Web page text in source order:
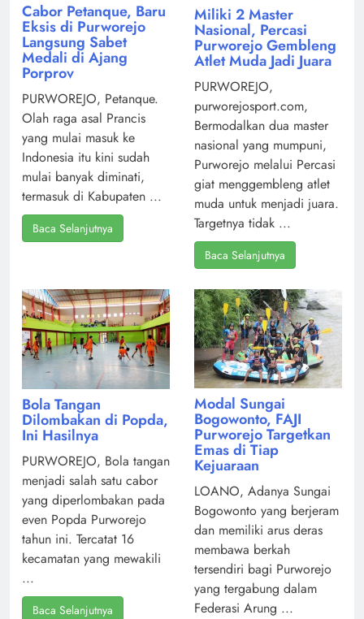
Cabor Petanque, Baru
Eksis di Purworejo
Langsung Sabet
Medali di Ajang
Porprov
PURWOREJO, Petanque.
Olah raga asal Prancis
yang mulai masuk ke
Indonesia itu kini sudah
mulai banyak diminati,
termasuk di Kabupaten ...
Baca Selanjutnya
Miliki 2 Master
Nasional, Percasi
Purworejo Gembleng
Atlet Muda Jadi Juara
PURWOREJO,
purworejosport.com,
Bermodalkan dua master
nasional yang mumpuni,
Purworejo melalui Percasi
giat menggembleng atlet
muda untuk menjadi juara.
Targetnya tidak ...
Baca Selanjutnya
Bola Tangan
Dilombakan di Popda,
Ini Hasilnya
PURWOREJO, Bola tangan
menjadi salah satu cabor
yang diperlombakan pada
even Popda Purworejo
tahun ini. Tercatat 16
kecamatan yang mewakili
...
Baca Selanjutnya
Modal Sungai
Bogowonto, FAJI
Purworejo Targetkan
Emas di Tiap
Kejuaraan
LOANO, Adanya Sungai
Bogowonto yang berjeram
dan memiliki arus deras
membawa berkah
tersendiri bagi Purworejo
yang tergabung dalam
Federasi Arung ...